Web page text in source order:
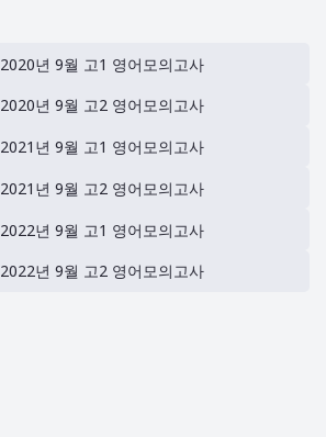
2020년 9월 고1 영어모의고사
2020년 9월 고2 영어모의고사
2021년 9월 고1 영어모의고사
2021년 9월 고2 영어모의고사
2022년 9월 고1 영어모의고사
2022년 9월 고2 영어모의고사